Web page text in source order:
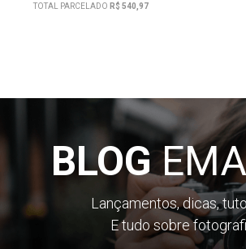
TOTAL PARCELADO R$ 540,97
BLOG
Lançamentos, dicas,
E tudo sobre